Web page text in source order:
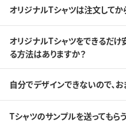
オリジナルTシャツは注文して
オリジナルTシャツをできるだけ
る方法はありますか？
自分でデザインできないので、
Tシャツのサンプルを送ってもら